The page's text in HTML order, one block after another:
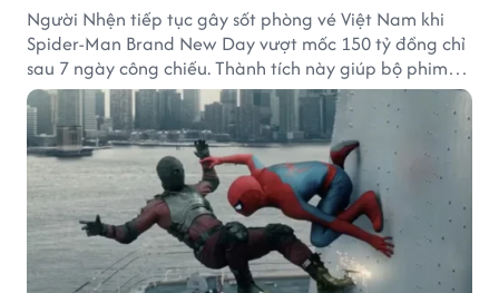
Người Nhện tiếp tục gây sốt phòng vé Việt Nam khi
Spider-Man Brand New Day vượt mốc 150 tỷ đồng chỉ
sau 7 ngày công chiếu. Thành tích này giúp bộ phim
của Tom Holland tạo khoảng cách đáng kể với The
Odyssey trên đường đua doanh thu.